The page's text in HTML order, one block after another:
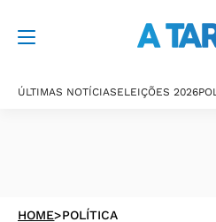
ÚLTIMAS NOTÍCIASELEIÇÕES 2026
HOME>POLÍTICA